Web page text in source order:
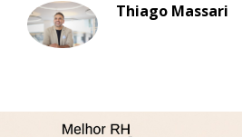
Thiago Massari